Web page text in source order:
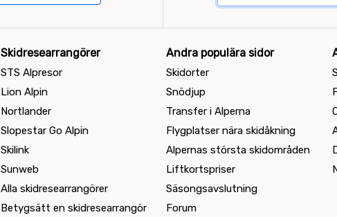
Skidresearrangörer
STS Alpresor
Lion Alpin
Nortlander
Slopestar Go Alpin
Skilink
Sunweb
Alla skidresearrangörer
Betygsätt en skidresearrangör
Andra populära sidor
Skidorter
Snödjup
Transfer i Alperna
Flygplatser nära skidåkning
Alpernas största skidområden
Liftkortspriser
Säsongsavslutning
Forum